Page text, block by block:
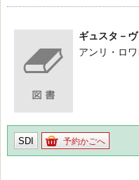
ギュスタ－
アンリ・ロ
SDI 予約かごへ